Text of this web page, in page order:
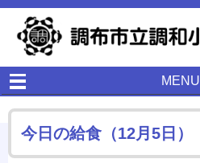
MENU
今日の給食（12月5日）